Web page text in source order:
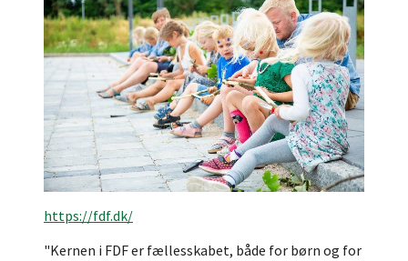
https://fdf.dk/
"Kernen i FDF er fællesskabet, både for børn og for